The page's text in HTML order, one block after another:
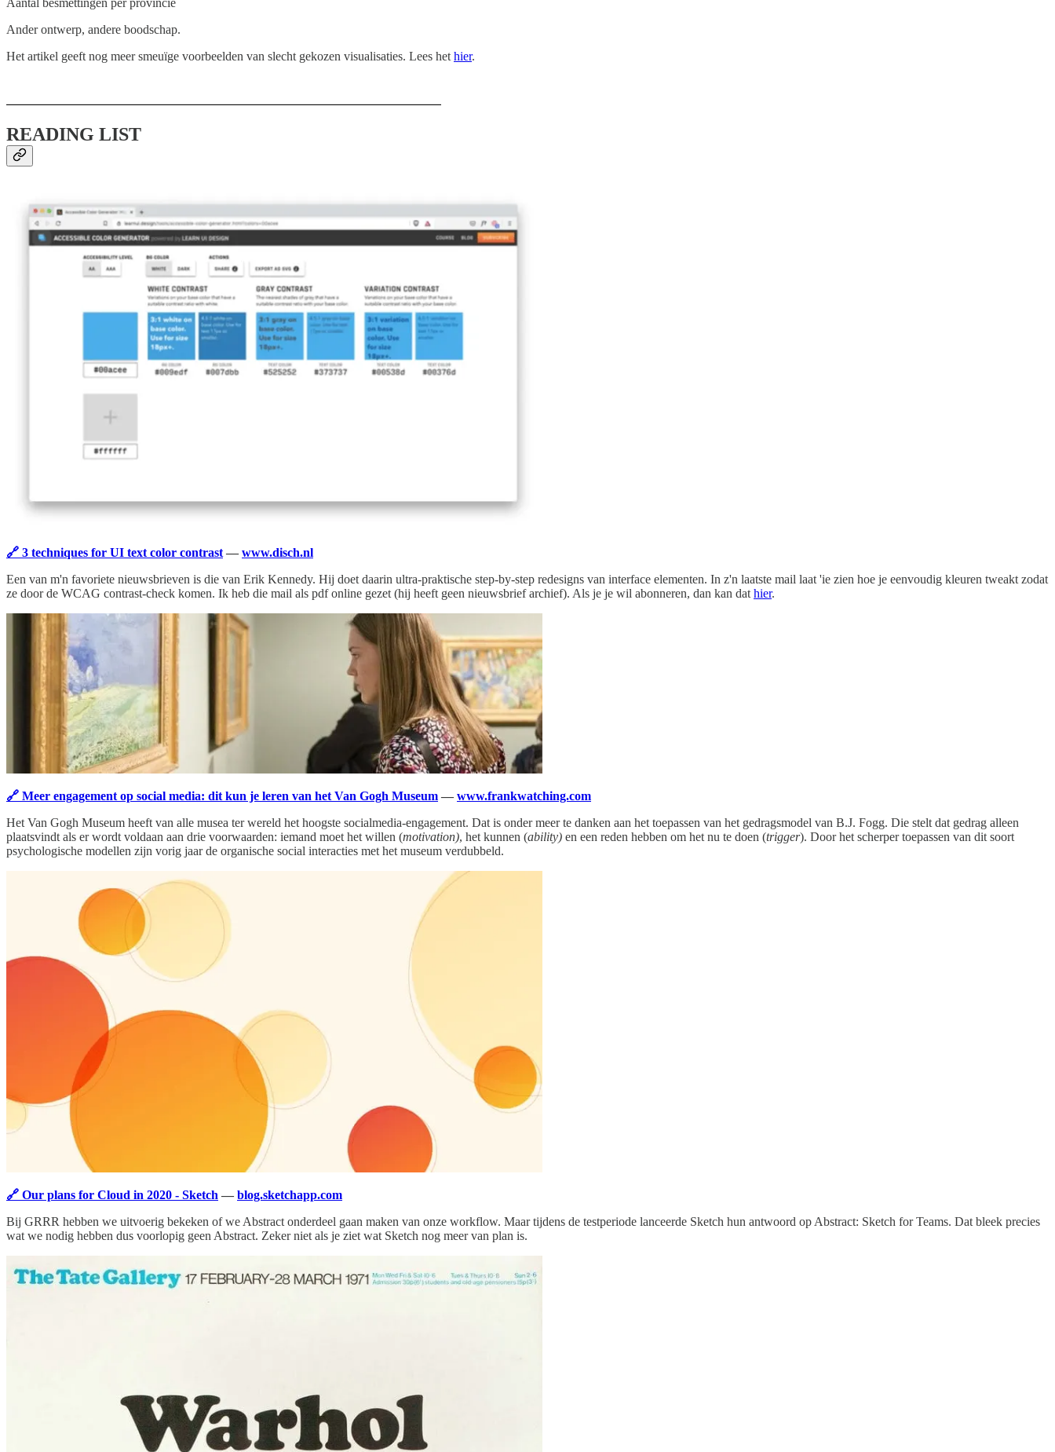
Aantal besmettingen per provincie
Ander ontwerp, andere boodschap.
Het artikel geeft nog meer smeuïge voorbeelden van slecht gekozen visualisaties. Lees hethier.
READING LIST
🔗 3 techniques for UI text color contrast — www.disch.nl
Een van m'n favoriete nieuwsbrieven is die van Erik Kennedy. Hij doet daarin ultra-praktische step-by-step redesigns van interface elementen. In z'n laatste mail laat 'ie zien hoe je eenvoudig kleuren tweakt zodat
ze door de WCAG contrast-check komen. Ik heb die mail als pdf online gezet (hij heeft geen nieuwsbrief archief). Als je je wil abonneren, dan kan dat hier.
🔗 Meer engagement op social media: dit kun je leren van het Van Gogh Museum — www.frankwatching.com
Het Van Gogh Museum heeft van alle musea ter wereld het hoogste socialmedia-engagement. Dat is onder meer te danken aan het toepassen van het gedragsmodel van B.J. Fogg. Die stelt dat gedrag alleen
plaatsvindt als er wordt voldaan aan drie voorwaarden: iemand moet het willen (motivation), het kunnen (ability) en een reden hebben om het nu te doen (trigger). Door het scherper toepassen van dit soort
psychologische modellen zijn vorig jaar de organische social interacties met het museum verdubbeld.
🔗 Our plans for Cloud in 2020 - Sketch — blog.sketchapp.com
Bij GRRR hebben we uitvoerig bekeken of we Abstract onderdeel gaan maken van onze workflow. Maar tijdens de testperiode lanceerde Sketch hun antwoord op Abstract: Sketch for Teams. Dat bleek precies
wat we nodig hebben dus voorlopig geen Abstract. Zeker niet als je ziet wat Sketch nog meer van plan is.